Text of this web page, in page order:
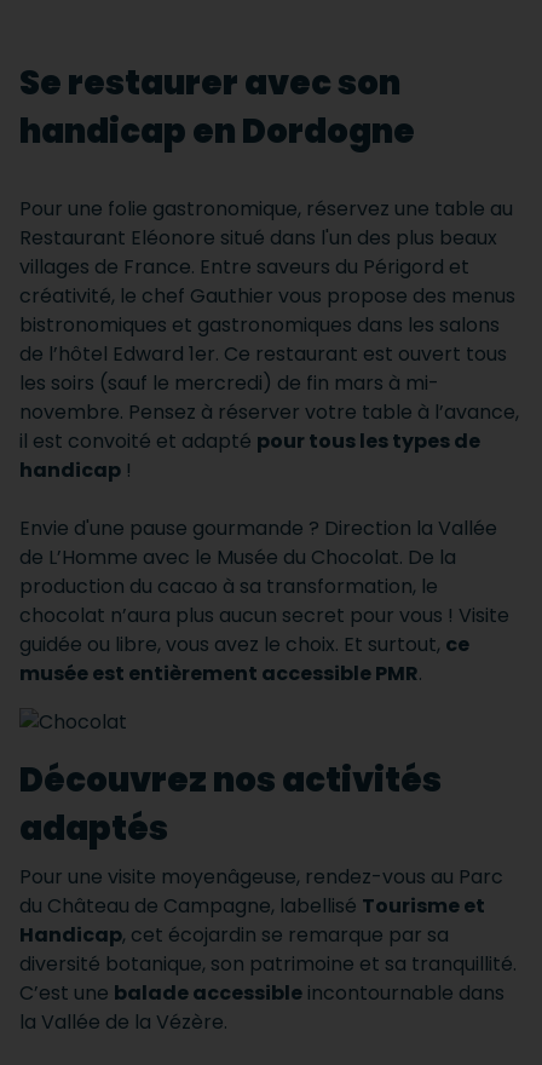
Se restaurer avec son
handicap en Dordogne
Pour une folie gastronomique, réservez une table au
Restaurant Eléonore situé dans l'un des plus beaux
villages de France. Entre saveurs du Périgord et
créativité, le chef Gauthier vous propose des menus
bistronomiques et gastronomiques dans les salons
de l’hôtel Edward 1er. Ce restaurant est ouvert tous
les soirs (sauf le mercredi) de fin mars à mi-
novembre. Pensez à réserver votre table à l’avance,
il est convoité et adapté pour tous les types de
handicap !
Envie d'une pause gourmande ? Direction la Vallée
de L’Homme avec le Musée du Chocolat. De la
production du cacao à sa transformation, le
chocolat n’aura plus aucun secret pour vous ! Visite
guidée ou libre, vous avez le choix. Et surtout, ce
musée est entièrement accessible PMR.
Découvrez nos activités
adaptés
Pour une visite moyenâgeuse, rendez-vous au Parc
du Château de Campagne, labellisé Tourisme et
Handicap, cet écojardin se remarque par sa
diversité botanique, son patrimoine et sa tranquillité.
C’est une balade accessible incontournable dans
la Vallée de la Vézère.